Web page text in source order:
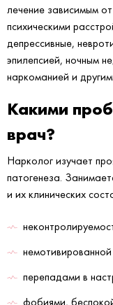
лечение зависимым
психическими
депрессивные,
эпилепсией, ночным
наркоманией и
Какими
врач?
Нарколог изучает
патогенеза.
и их клинических
немотивированной
перепадами в
фобиями,